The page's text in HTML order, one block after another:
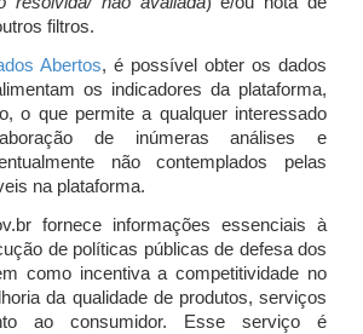
filtros.
Abertos, é possível obter os dados
os indicadores da plataforma,
o que permite a qualquer interessado
de inúmeras análises e
não contemplados pelas
na plataforma.
fornece informações essenciais à
de políticas públicas de defesa dos
como incentiva a competitividade no
da qualidade de produtos, serviços
ao consumidor. Esse serviço é